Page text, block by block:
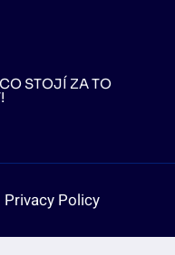
STOJÍ ZA TO
Privacy Policy